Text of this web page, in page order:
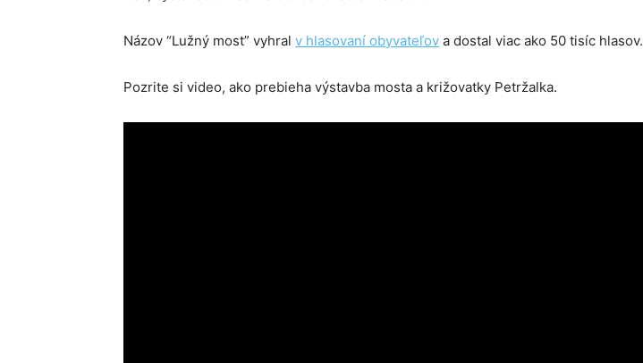
Názov “Lužný most” vyhral v hlasovaní obyvateľov a dostal viac ako 50 tisíc hlasov.
Pozrite si video, ako prebieha výstavba mosta a križovatky Petržalka.